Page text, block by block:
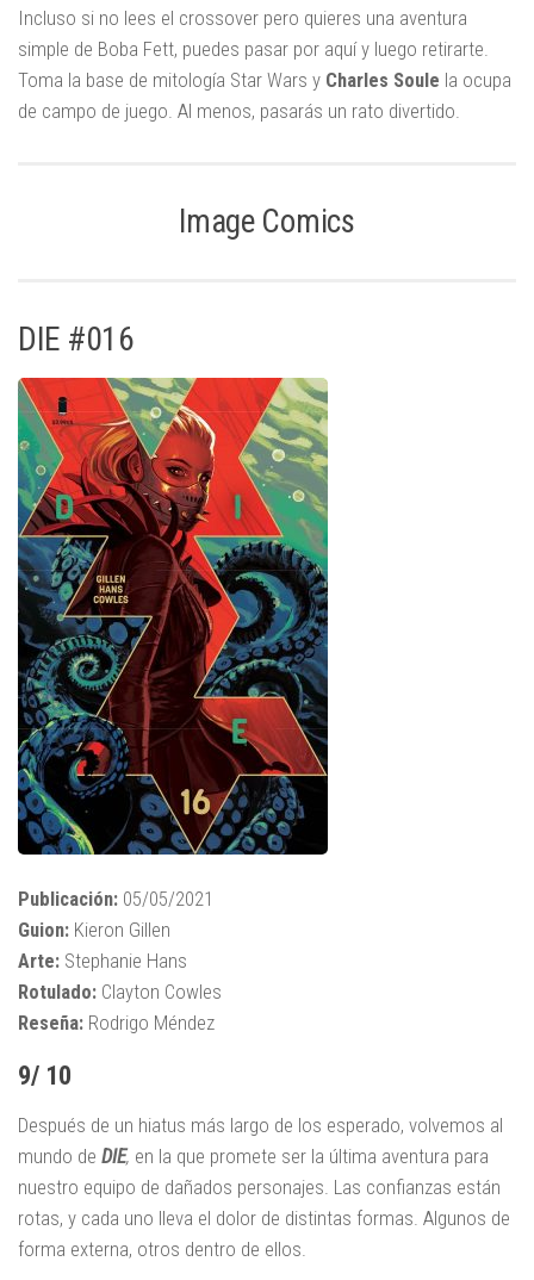
Incluso si no lees el crossover pero quieres una aventura
simple de Boba Fett, puedes pasar por aquí y luego retirarte.
Toma la base de mitología Star Wars y Charles Soule la ocupa
de campo de juego. Al menos, pasarás un rato divertido.
Image Comics
DIE #016
Publicación: 05/05/2021
Guion: Kieron Gillen
Arte: Stephanie Hans
Rotulado: Clayton Cowles
Reseña: Rodrigo Méndez
9/ 10
Después de un hiatus más largo de los esperado, volvemos al
mundo de DIE, en la que promete ser la última aventura para
nuestro equipo de dañados personajes. Las confianzas están
rotas, y cada uno lleva el dolor de distintas formas. Algunos de
forma externa, otros dentro de ellos.